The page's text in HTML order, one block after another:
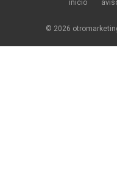
inicio
© 2026